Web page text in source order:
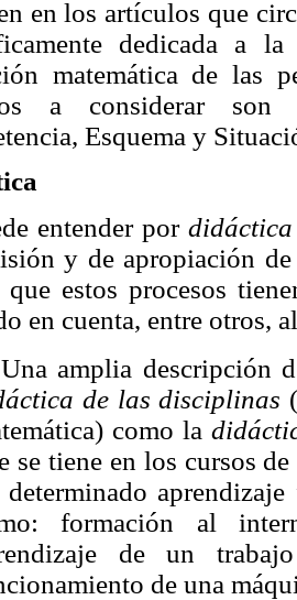
en los artículos que
dedicada a
matemática de las
a considerar son
Esquema y
entender por
y de apropiación
estos procesos
en cuenta, entre otros,
Una amplia descripción
de las disciplinas
como la
se tiene en los cursos
formación al
de un
de una